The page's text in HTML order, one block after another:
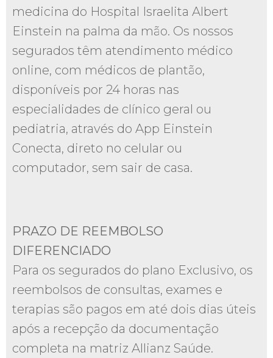
medicina do Hospital Israelita Albert
Einstein na palma da mão. Os nossos
segurados têm atendimento médico
online, com médicos de plantão,
disponíveis por 24 horas nas
especialidades de clínico geral ou
pediatria, através do App Einstein
Conecta, direto no celular ou
computador, sem sair de casa.
PRAZO DE REEMBOLSO
DIFERENCIADO
Para os segurados do plano Exclusivo, os
reembolsos de consultas, exames e
terapias são pagos em até dois dias úteis
após a recepção da documentação
completa na matriz Allianz Saúde.